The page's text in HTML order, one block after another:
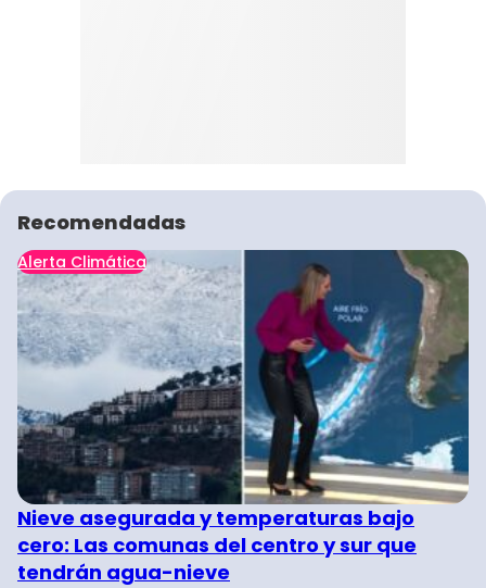
Recomendadas
Alerta Climática
Nieve asegurada y temperaturas bajo
cero: Las comunas del centro y sur que
tendrán agua-nieve